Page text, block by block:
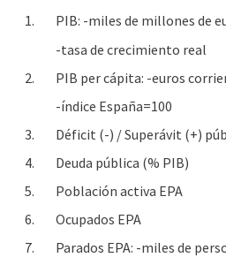
1.
PIB: -miles de millones de
-tasa de crecimiento real
2.
PIB per cápita: -euros
-índice España=100
3.
Déficit (-) / Superávit (+)
4.
Deuda pública (% PIB)
5.
Población activa EPA
6.
Ocupados EPA
7.
Parados EPA: -miles de